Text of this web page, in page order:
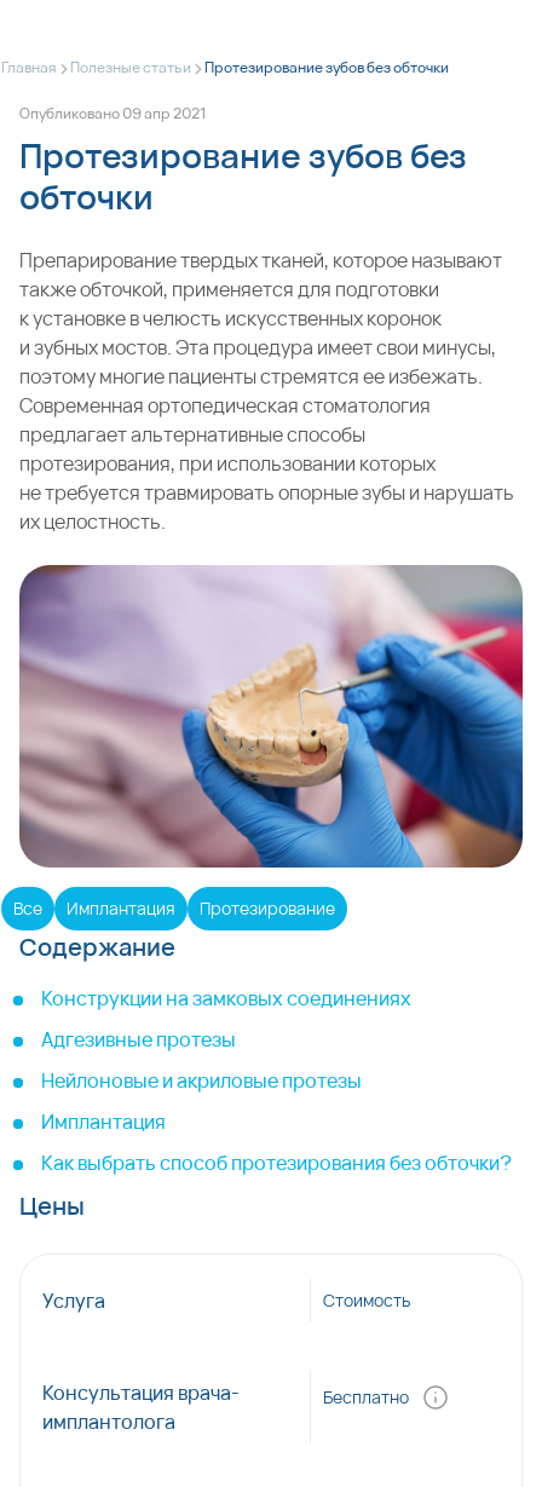
Главная > Полезные статьи >Протезирование зубов без обточки
Опубликовано09апр2021
Протезирование зубов без
обточки
Препарирование твердых тканей, которое называют
также обточкой, применяется для подготовки
к установке в челюсть искусственных коронок
и зубных мостов. Эта процедура имеет свои минусы,
поэтому многие пациенты стремятся ее избежать.
Современная ортопедическая стоматология
предлагает альтернативные способы
протезирования, при использовании которых
не требуется травмировать опорные зубы и нарушать
их целостность.
Все Имплантация Протезирование
Содержание
Конструкции на замковых соединениях
Адгезивные протезы
Нейлоновые и акриловые протезы
Имплантация
Как выбрать способ протезирования без обточки?
Цены
Услуга Стоимость
Консультация врача-
имплантолога
Бесплатно